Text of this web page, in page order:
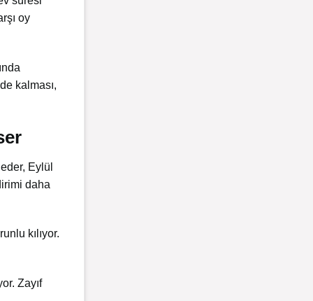
oy
kalması,
Eylül
daha
kılıyor.
Zayıf